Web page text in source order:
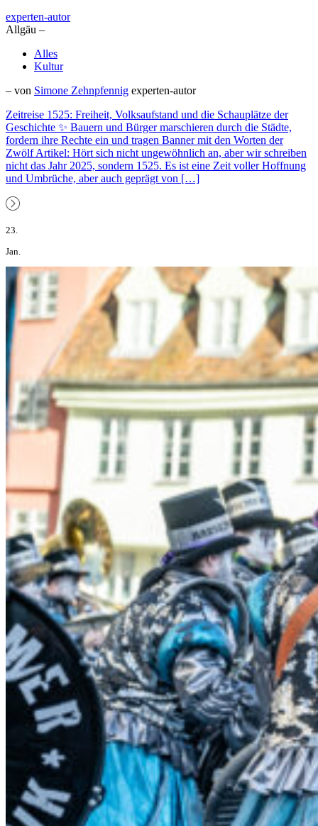
experten-autor
Allgäu –
Alles
Kultur
– von Simone Zehnpfennig experten-autor
Zeitreise 1525: Freiheit, Volksaufstand und die Schauplätze der
Geschichte ✨ Bauern und Bürger marschieren durch die Städte,
fordern ihre Rechte ein und tragen Banner mit den Worten der
Zwölf Artikel: Hört sich nicht ungewöhnlich an, aber wir schreiben
nicht das Jahr 2025, sondern 1525. Es ist eine Zeit voller Hoffnung
und Umbrüche, aber auch geprägt von […]
23.
Jan.